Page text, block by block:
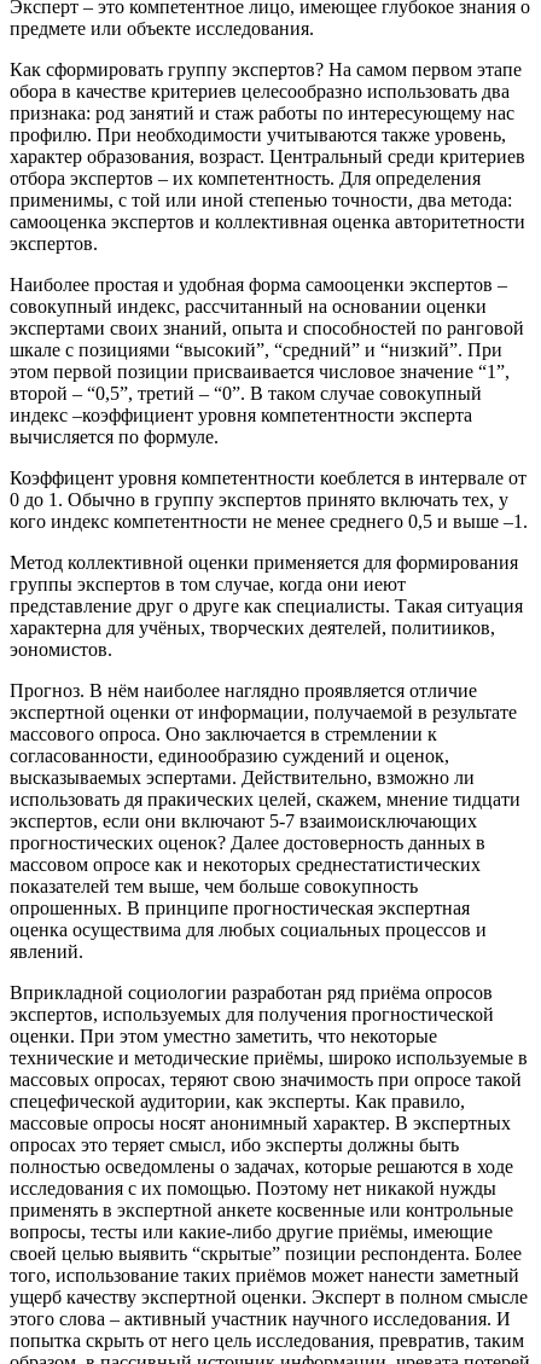
Эксперт – это компетентное лицо, имеющее глубокое знания о
предмете или объекте исследования.
Как сформировать группу экспертов? На самом первом этапе
обора в качестве критериев целесообразно использовать два
признака: род занятий и стаж работы по интересующему нас
профилю. При необходимости учитываются также уровень,
характер образования, возраст. Центральный среди критериев
отбора экспертов – их компетентность. Для определения
применимы, с той или иной степенью точности, два метода:
самооценка экспертов и коллективная оценка авторитетности
экспертов.
Наиболее простая и удобная форма самооценки экспертов –
совокупный индекс, рассчитанный на основании оценки
экспертами своих знаний, опыта и способностей по ранговой
шкале с позициями “высокий”, “средний” и “низкий”. При
этом первой позиции присваивается числовое значение “1”,
второй – “0,5”, третий – “0”. В таком случае совокупный
индекс –коэффициент уровня компетентности эксперта
вычисляется по формуле.
Коэффицент уровня компетентности коеблется в интервале от
0 до 1. Обычно в группу экспертов принято включать тех, у
кого индекс компетентности не менее среднего 0,5 и выше –1.
Метод коллективной оценки применяется для формирования
группы экспертов в том случае, когда они иеют
представление друг о друге как специалисты. Такая ситуация
характерна для учёных, творческих деятелей, политииков,
эономистов.
Прогноз. В нём наиболее наглядно проявляется отличие
экспертной оценки от информации, получаемой в результате
массового опроса. Оно заключается в стремлении к
согласованности, единообразию суждений и оценок,
высказываемых эспертами. Действительно, взможно ли
использовать дя пракических целей, скажем, мнение тидцати
экспертов, если они включают 5-7 взаимоисключающих
прогностических оценок? Далее достоверность данных в
массовом опросе как и некоторых среднестатистических
показателей тем выше, чем больше совокупность
опрошенных. В принципе прогностическая экспертная
оценка осуществима для любых социальных процессов и
явлений.
Вприкладной социологии разработан ряд приёма опросов
экспертов, используемых для получения прогностической
оценки. При этом уместно заметить, что некоторые
технические и методические приёмы, широко используемые в
массовых опросах, теряют свою значимость при опросе такой
спецефической аудитории, как эксперты. Как правило,
массовые опросы носят анонимный характер. В экспертных
опросах это теряет смысл, ибо эксперты должны быть
полностью осведомлены о задачах, которые решаются в ходе
исследования с их помощью. Поэтому нет никакой нужды
применять в экспертной анкете косвенные или контрольные
вопросы, тесты или какие-либо другие приёмы, имеющие
своей целью выявить “скрытые” позиции респондента. Более
того, использование таких приёмов может нанести заметный
ущерб качеству экспертной оценки. Эксперт в полном смысле
этого слова – активный участник научного исследования. И
попытка скрыть от него цель исследования, превратив, таким